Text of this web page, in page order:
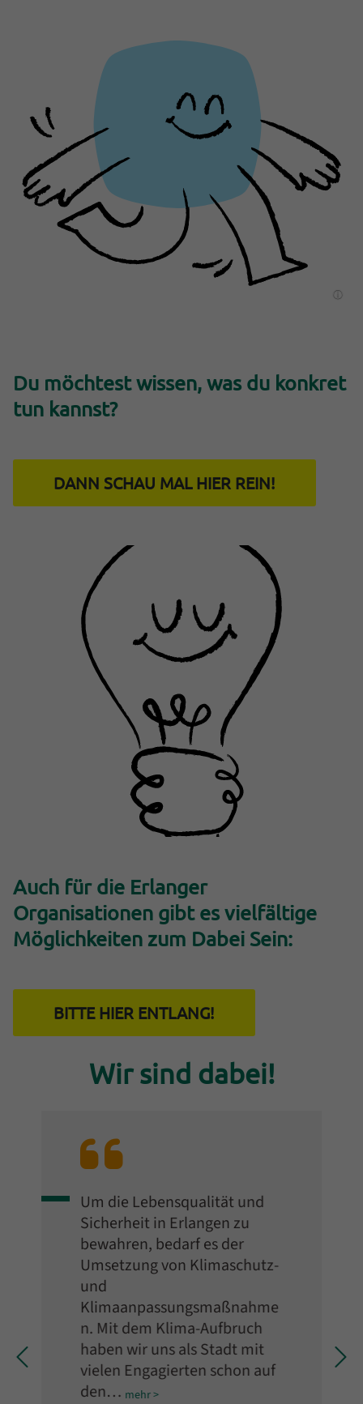
Du möchtest wissen, was du konkret
tun kannst?
DANN SCHAU MAL HIER REIN!
Auch für die Erlanger
Organisationen gibt es vielfältige
Möglichkeiten zum Dabei Sein:
BITTE HIER ENTLANG!
Einleitung
Wir sind dabei!
Bewertung:
Um die Lebensqualität und
Sicherheit in Erlangen zu
bewahren, bedarf es der
Umsetzung von Klimaschutz-
und
Klimaanpassungsmaßnahme
n. Mit dem Klima-Aufbruch
haben wir uns als Stadt mit
vielen Engagierten schon auf
den… mehr >